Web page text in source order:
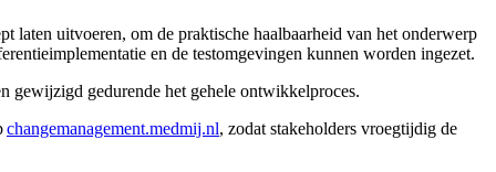
laten uitvoeren, om de praktische haalbaarheid van het onderwerp
en de testomgevingen kunnen worden ingezet.
gewijzigd gedurende het gehele ontwikkelproces.
changemanagement.medmij.nl, zodat stakeholders vroegtijdig de